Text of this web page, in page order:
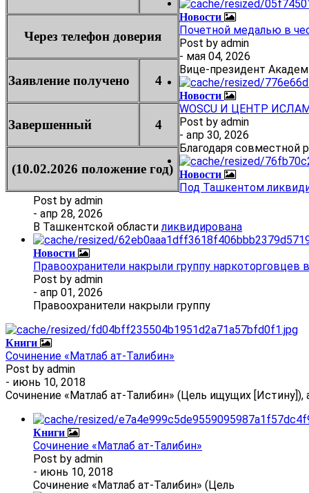
Через телефон доверия
Заявление получено 4
Завершенный 4
(10.02.2026 положение год)
Новости
Почетной медалью в
Post by admin
- мая 04, 2026
Вице-президент
Новости
WOSCU И ЦЕНТР
Post by admin
- апр 30, 2026
Благодаря совместной
Новости
Под Ташкентом
Post by admin
- апр 28, 2026
В Ташкентской областиликвидирована
Новости
Правоохранители накрыли группу
Post by admin
- апр 01, 2026
Правоохранители накрыли группу
Книги
Сочинение «Матлаб ат-Талибин»
Post by admin
- июнь 10, 2018
Сочинение «Матлаб ат-Талибин» (Цель ищущих
Книги
Сочинение «Матлаб ат-Талибин»
Post by admin
- июнь 10, 2018
Сочинение «Матлаб ат-Талибин» (Цель